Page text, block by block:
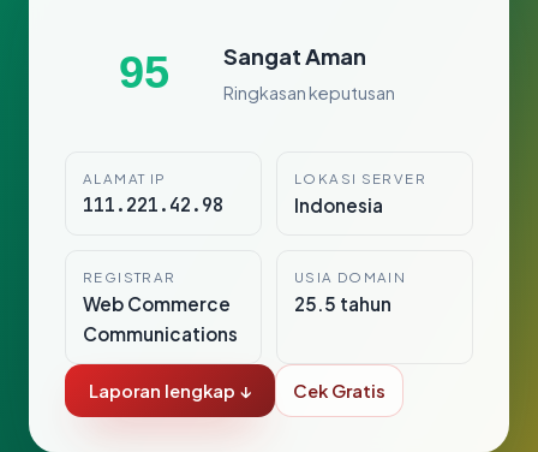
95 Sangat Aman
Ringkasan keputusan
ALAMAT IP
111.221.42.98
LOKASI SERVER
Indonesia
REGISTRAR
Web Commerce
Communications
USIA DOMAIN
25.5 tahun
Laporan lengkap ↓ Cek Gratis